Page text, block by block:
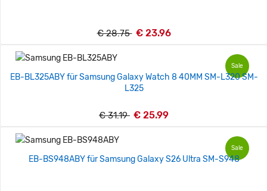
€ 28.75 € 23.96
Sale
EB-BL325ABY für Samsung Galaxy Watch 8 40MM SM-L320 SM-
L325
€ 31.19 € 25.99
Sale
EB-BS948ABY für Samsung Galaxy S26 Ultra SM-S948